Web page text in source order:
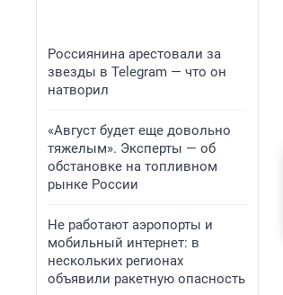
Россиянина арестовали за
звезды в Telegram — что он
натворил
«Август будет еще довольно
тяжелым». Эксперты — об
обстановке на топливном
рынке России
Не работают аэропорты и
мобильный интернет: в
нескольких регионах
объявили ракетную опасность